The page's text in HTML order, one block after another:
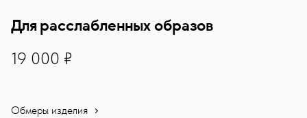
Для расслабленных образов
19000
19 000 ₽
Обмеры изделия